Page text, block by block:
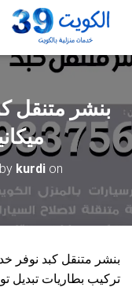
kurdion
بنشر متنقل كبد نوفر
تركيب بطاريات تبديل